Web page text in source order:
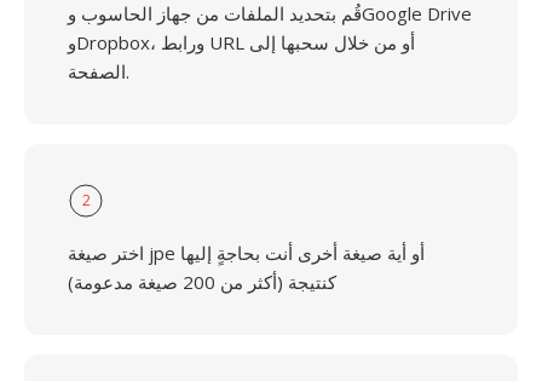
قُم بتحديد الملفات من جهاز الحاسوب وGoogle Drive
وDropbox، ورابط URL أو من خلال سحبها إلى
الصفحة.
2
اختر صيغة jpe أو أية صيغة أخرى أنت بحاجةٍ إليها
كنتيجة (أكثر من 200 صيغة مدعومة)